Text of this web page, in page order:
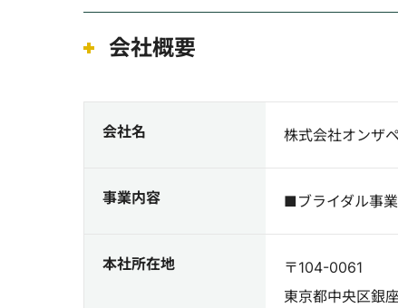
会社概要
会社名 株式会社オンザ
事業内容 ■ブライダル事
本社所在地
〒104-0061
東京都中央区銀